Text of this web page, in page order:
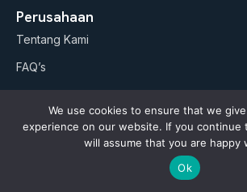
u
t
u
b
e
s
t
a
a
m
c
e
b
k
Perusahaan
Tentang Kami
FAQ’s
Daftar Jadi Vendor
Daftar Jadi Agen
We use cookies to ensure that we
experience on our website. If you continue
will assume that you are happy
Ok